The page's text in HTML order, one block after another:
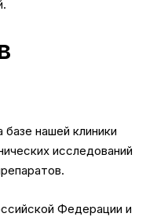
нашей клиники
исследований
Федерации и